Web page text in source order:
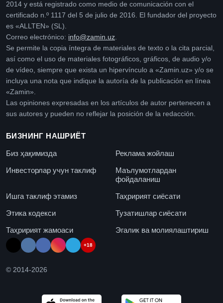
2014 y está registrado como medio de comunicación con el
certificado n.º 1117 del 5 de julio de 2016. El fundador del proyecto
es «ALLTEN» (SL).
Correo electrónico: info@zamin.uz.
Se permite la copia íntegra de materiales de texto o la cita parcial,
así como el uso de materiales fotográficos, gráficos, de audio y/o
de vídeo, siempre que exista un hipervínculo a «Zamin.uz» y/o se
incluya una nota que indique la autoría de la publicación en línea
«Zamin».
Las opiniones expresadas en los artículos de autor pertenecen a
sus autores y pueden no reflejar la posición de la redacción.
БИЗНИНГ НАШРИЁТ
Биз ҳақимизда
Реклама жойлаш
Инвесторлар учун таклиф
Маълумотлардан
фойдаланиш
Ишга таклиф этамиз
Таҳририят сиёсати
Этика кодекси
Тузатишлар сиёсати
Таҳририят жамоаси
Эгалик ва молиялаштириш
+18
© 2014-2026